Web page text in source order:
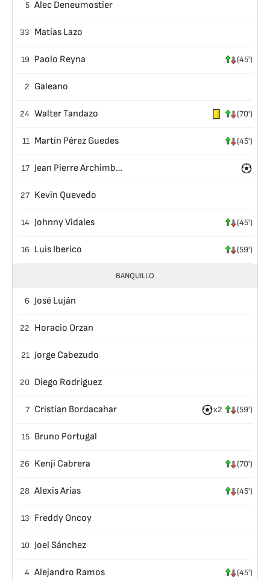
5 Alec Deneumostier
33 Matías Lazo
19 Paolo Reyna (45')
2 Galeano
24 Walter Tandazo (70')
11 Martín Pérez Guedes (45')
17 Jean Pierre Archimbaud
27 Kevin Quevedo
14 Johnny Vidales (45')
16 Luis Iberíco (59')
BANQUILLO
6 José Luján
22 Horacio Orzan
21 Jorge Cabezudo
20 Diego Rodríguez
7 Cristian Bordacahar x2 (59')
15 Bruno Portugal
26 Kenji Cabrera (70')
28 Alexis Arias (45')
13 Freddy Oncoy
10 Joel Sánchez
4 Alejandro Ramos (45')